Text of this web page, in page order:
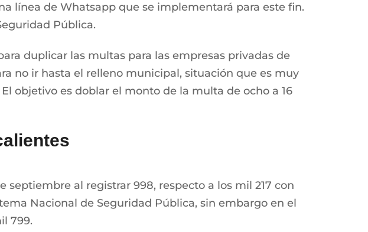
línea de Whatsapp que se implementará para este fin.
Pública.
duplicar las multas para las empresas privadas de
no ir hasta el relleno municipal, situación que es muy
objetivo es doblar el monto de la multa de ocho a 16
al registrar 998, respecto a los mil 217 con
Nacional de Seguridad Pública, sin embargo en el
799.